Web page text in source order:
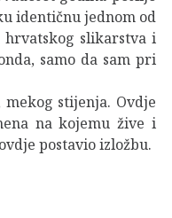
identičnu jednom od
slikarstva i
samo da sam pri
stijenja. Ovdje
na kojemu žive i
postavio izložbu.